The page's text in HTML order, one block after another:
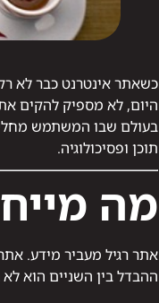
כשאתר אינטרנט כבר לא
היום, לא מספיק להקים
תוכן ופסיכולוגיה.
מה
אתר רגיל מעביר מידע.
ההבדל בין השניים הוא לא